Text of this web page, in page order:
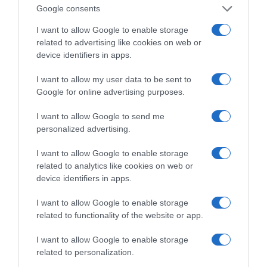
Google consents
I want to allow Google to enable storage
related to advertising like cookies on web or
device identifiers in apps.
I want to allow my user data to be sent to
Google for online advertising purposes.
I want to allow Google to send me
personalized advertising.
I want to allow Google to enable storage
related to analytics like cookies on web or
device identifiers in apps.
I want to allow Google to enable storage
related to functionality of the website or app.
I want to allow Google to enable storage
related to personalization.